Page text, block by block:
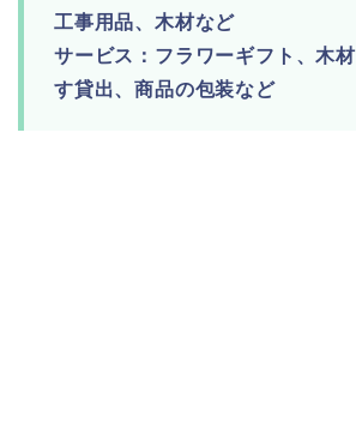
工事用品、木材など
サービス：フラワーギフト、木
す貸出、商品の包装など